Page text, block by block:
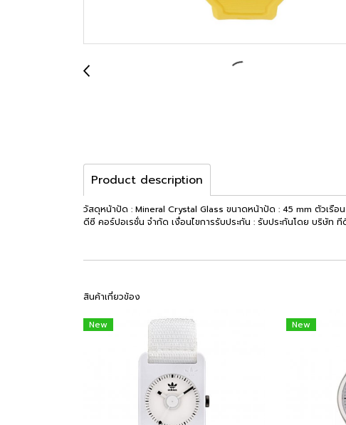
Product description
วัสดุหน้าปัด : Mineral Crystal Glass ขนาดหน้าปัด : 45 mm ตัวเรือ
ดีซี คอร์ปอเรชั่น จำกัด เงื่อนไขการรับประกัน : รับประกันโดย บริษัท
สินค้าเกี่ยวข้อง
New New